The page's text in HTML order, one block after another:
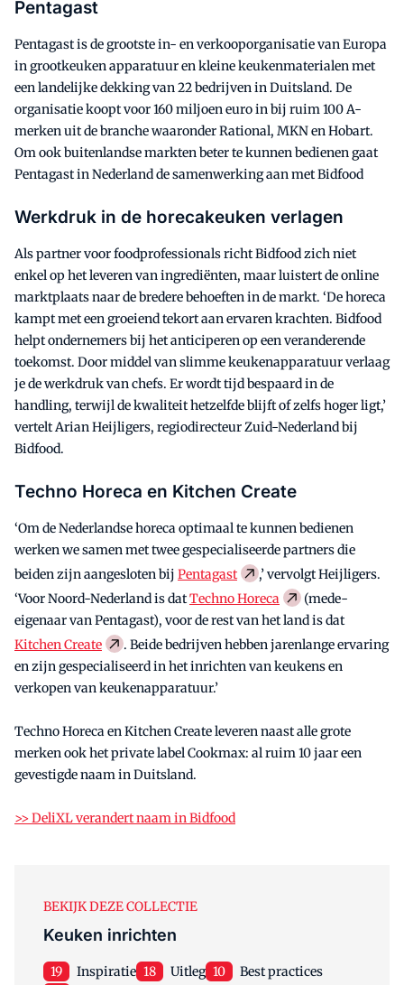
Pentagast
Pentagast is de grootste in- en verkooporganisatie van Europa
in grootkeuken apparatuur en kleine keukenmaterialen met
een landelijke dekking van 22 bedrijven in Duitsland. De
organisatie koopt voor 160 miljoen euro in bij ruim 100 A-
merken uit de branche waaronder Rational, MKN en Hobart.
Om ook buitenlandse markten beter te kunnen bedienen gaat
Pentagast in Nederland de samenwerking aan met Bidfood
Werkdruk in de horecakeuken verlagen
Als partner voor foodprofessionals richt Bidfood zich niet
enkel op het leveren van ingrediënten, maar luistert de online
marktplaats naar de bredere behoeften in de markt. ‘De horeca
kampt met een groeiend tekort aan ervaren krachten. Bidfood
helpt ondernemers bij het anticiperen op een veranderende
toekomst. Door middel van slimme keukenapparatuur verlaag
je de werkdruk van chefs. Er wordt tijd bespaard in de
handling, terwijl de kwaliteit hetzelfde blijft of zelfs hoger ligt,’
vertelt Arian Heijligers, regiodirecteur Zuid-Nederland bij
Bidfood.
Techno Horeca en Kitchen Create
‘Om de Nederlandse horeca optimaal te kunnen bedienen
werken we samen met twee gespecialiseerde partners die
beiden zijn aangesloten bij Pentagast
,’ vervolgt Heijligers.
‘Voor Noord-Nederland is datTechno Horeca
(mede-
eigenaar van Pentagast), voor de rest van het land is dat
Kitchen Create
. Beide bedrijven hebben jarenlange ervaring
en zijn gespecialiseerd in het inrichten van keukens en
verkopen van keukenapparatuur.’
Techno Horeca en Kitchen Create leveren naast alle grote
merken ook het private label Cookmax: al ruim 10 jaar een
gevestigde naam in Duitsland.
>> DeliXL verandert naam in Bidfood
BEKIJK DEZE COLLECTIE
Keuken inrichten
19 Inspiratie 18 Uitleg 10 Best practices